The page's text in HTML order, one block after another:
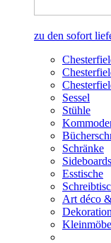
zu den sofort
Sessel
Stühle
Schränke
Sideboards
Esstische
Art déco